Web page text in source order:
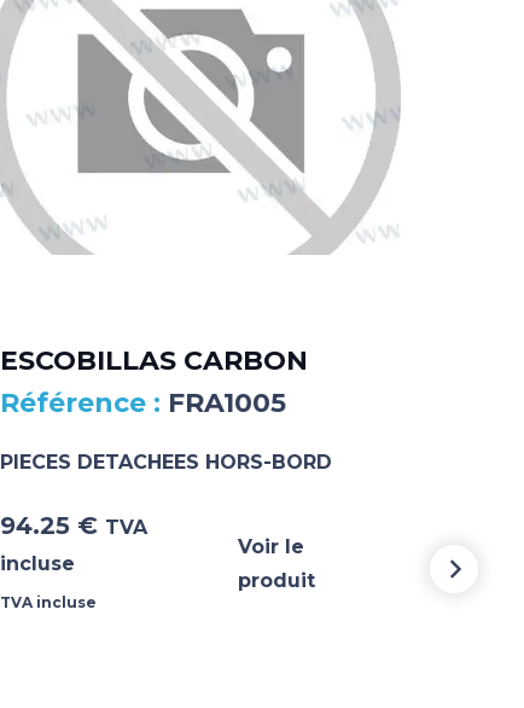
ESCOBILLAS CARBON
FRA1005
PIECES DETACHEES HORS-BORD
94.25 € TVA
incluse
TVA incluse
Voir le
produit